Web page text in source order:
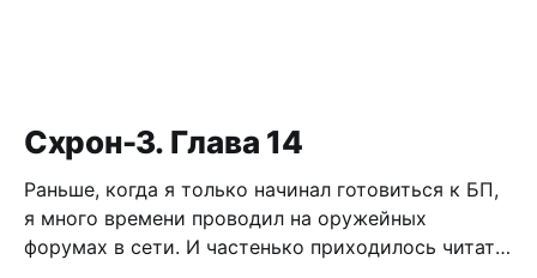
Схрон-3. Глава 14
Раньше, когда я только начинал готовиться к БП,
я много времени проводил на оружейных
форумах в сети. И частенько приходилось читать